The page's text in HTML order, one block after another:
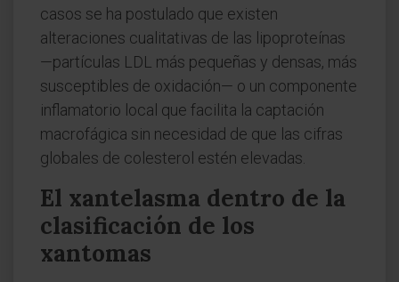
casos se ha postulado que existen
alteraciones cualitativas de las lipoproteínas
—partículas LDL más pequeñas y densas, más
susceptibles de oxidación— o un componente
inflamatorio local que facilita la captación
macrofágica sin necesidad de que las cifras
globales de colesterol estén elevadas.
El xantelasma dentro de la
clasificación de los
xantomas